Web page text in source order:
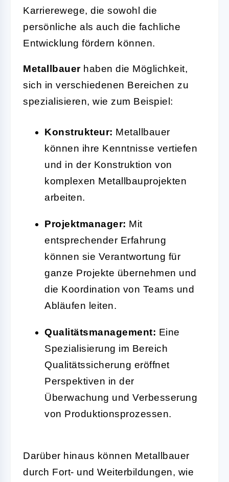
Karrierewege, die sowohl die
persönliche als auch die fachliche
Entwicklung fördern können.
Metallbauerhaben die Möglichkeit,
sich in verschiedenen Bereichen zu
spezialisieren, wie zum Beispiel:
Konstrukteur: Metallbauer
können ihre Kenntnisse vertiefen
und in der Konstruktion von
komplexen Metallbauprojekten
arbeiten.
Projektmanager: Mit
entsprechender Erfahrung
können sie Verantwortung für
ganze Projekte übernehmen und
die Koordination von Teams und
Abläufen leiten.
Qualitätsmanagement: Eine
Spezialisierung im Bereich
Qualitätssicherung eröffnet
Perspektiven in der
Überwachung und Verbesserung
von Produktionsprozessen.
Darüber hinaus können Metallbauer
durch Fort- und Weiterbildungen, wie